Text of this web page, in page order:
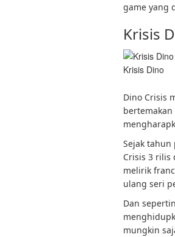
game yang
Krisis
Krisis Dino
Dino Crisis
Sejak
Crisis 3 rilis
melirik
ulang seri
Dan
mungkin